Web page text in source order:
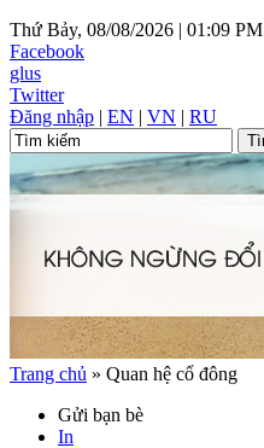
Thứ Bảy, 08/08/2026 | 01:09 PM
Facebook
glus
Twitter
Đăng nhập | EN | VN | RU
Trang chủ » Quan hệ cổ đông
Gửi bạn bè
In